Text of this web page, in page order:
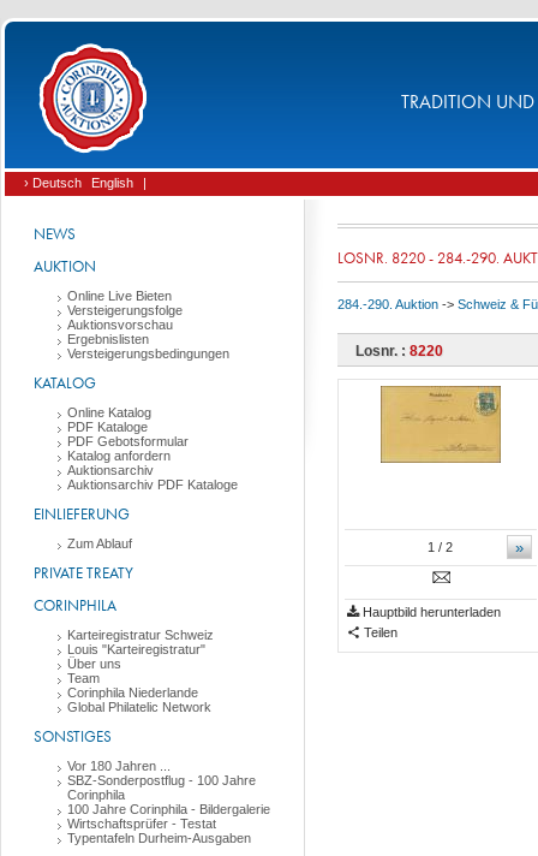
TRADITION UND
› Deutsch English |
NEWS
AUKTION
Online Live Bieten
Versteigerungsfolge
Auktionsvorschau
Ergebnislisten
Versteigerungsbedingungen
KATALOG
Online Katalog
PDF Kataloge
PDF Gebotsformular
Katalog anfordern
Auktionsarchiv
Auktionsarchiv PDF Kataloge
EINLIEFERUNG
Zum Ablauf
PRIVATE TREATY
CORINPHILA
Karteiregistratur Schweiz
Louis "Karteiregistratur"
Über uns
Team
Corinphila Niederlande
Global Philatelic Network
SONSTIGES
Vor 180 Jahren ...
SBZ-Sonderpostflug - 100 Jahre
Corinphila
100 Jahre Corinphila - Bildergalerie
Wirtschaftsprüfer - Testat
Typentafeln Durheim-Ausgaben
LOSNR. 8220 - 284.-290.
284.-290. Auktion -> Schweiz &
Losnr. : 8220
»
1 / 2
Hauptbild herunterladen
Teilen